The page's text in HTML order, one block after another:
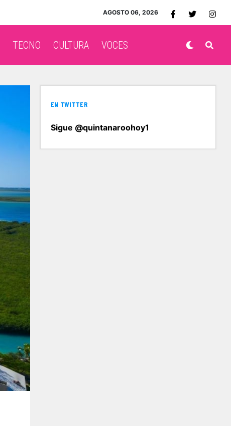
AGOSTO 06, 2026
TECNO CULTURA VOCES
EN TWITTER
Sigue @quintanaroohoy1